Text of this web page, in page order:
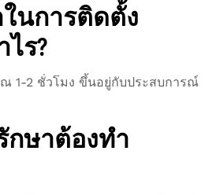
ในการติดตั้ง
ร?
ณ 1-2 ชั่วโมง ขึ้นอยู่กับประสบการณ์
กษาต้องทำ